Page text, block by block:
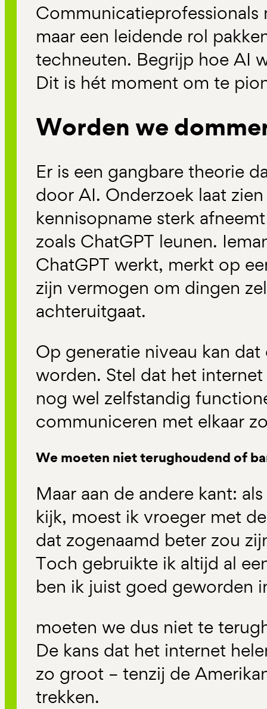
maar een leidende rol
techneuten. Begrijp hoe AI
Dit is hét moment om te
Worden we
Er is een gangbare theorie
door AI. Onderzoek laat
kennisopname sterk
zoals ChatGPT leunen.
ChatGPT werkt, merkt op
zijn vermogen om dingen
achteruitgaat.
Op generatie niveau kan
worden. Stel dat het
nog wel zelfstandig
communiceren met elkaar
We moeten niet terughoudend of
Maar aan de andere kant:
kijk, moest ik vroeger met
dat zogenaamd beter zou
Toch gebruikte ik altijd al
ben ik juist goed geworden
moeten we dus niet te
De kans dat het internet
zo groot – tenzij de
trekken.